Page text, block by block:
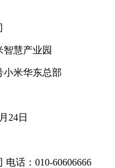
慧产业园
小米华东总部
24日
话：010-60606666